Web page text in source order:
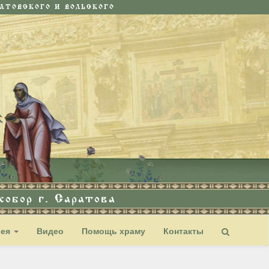
И ВОЛЬСКОГО
г. Саратова
Видео Помощь храму Контакты